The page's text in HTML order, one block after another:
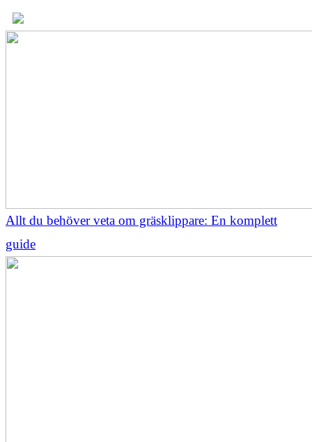
Allt du behöver veta om gräsklippare: En komplett
guide